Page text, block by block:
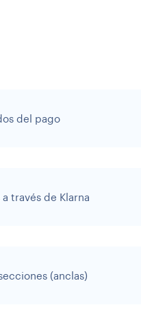
del pago
través de Klarna
(anclas)